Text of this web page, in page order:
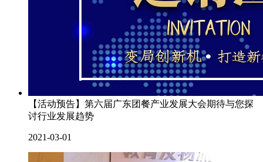
【活动预告】第六届广东团餐产业发展大会期待与您探
讨行业发展趋势
2021-03-01